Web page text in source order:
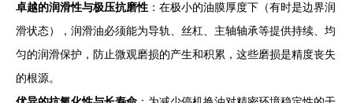
卓越的润滑性与极压抗磨性 ：在极小的油膜厚度下（有时是边界润
滑状态），润滑油必须能为导轨、丝杠、主轴轴承等提供持续、均
匀的润滑保护，防止微观磨损的产生和积累，这些磨损是精度丧失
的根源。